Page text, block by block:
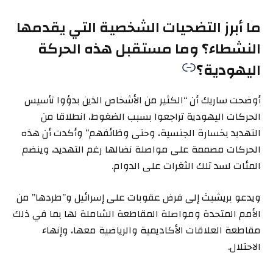
ما أبرز التضحيات الشخصية التي يقدمها
النشطاء؟ وما مستقبل هذه الحركة
اليهودية؟
أوضحت ساريك أن “الكثير من الأشخاص الذين بدؤوا تأسيس
الحركات اليهودية تراجعوا بسبب الضغوط، انطلاقا من
التهديد بخسارة الجنسية، وحتى وظائفهم” وأكدت أن هذه
الحركات مصممة على مواصلة نضالها رغم التهديد، وينضم
المئات لسد تلك الثغرات على الدوام.
ويدعو بريشيث إلى فرض عقوبات على إسرائيل و”طردها” من
الأمم المتحدة ومواصلة المقاطعة الشاملة لها بما في ذلك
مقاطعة العلاقات الأكاديمية والرياضية معها، وإنهاء
الاحتلال.